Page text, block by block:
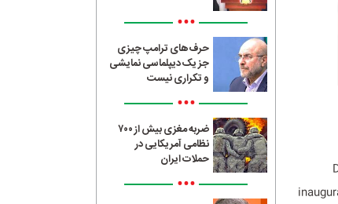
•••
حرف‌های ترامپ چیزی
جز یک دیپلماسی نمایشی
و تکراری نیست
•••
ضربه مغزی بیش از ۷۰۰
نظامی آمریکایی در
حملات ایران
•••